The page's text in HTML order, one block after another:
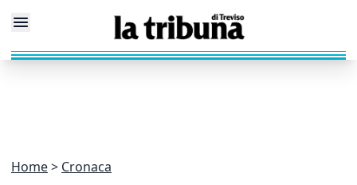
Home Cronaca